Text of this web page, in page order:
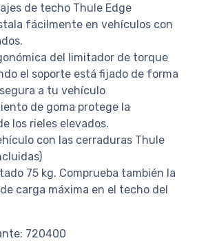
de techo Thule Edge
fácilmente en vehículos con
del limitador de torque
el soporte está fijado de forma
a tu vehículo
de goma protege la
los rieles elevados.
con las cerraduras Thule
75 kg. Comprueba también la
carga máxima en el techo del
720400